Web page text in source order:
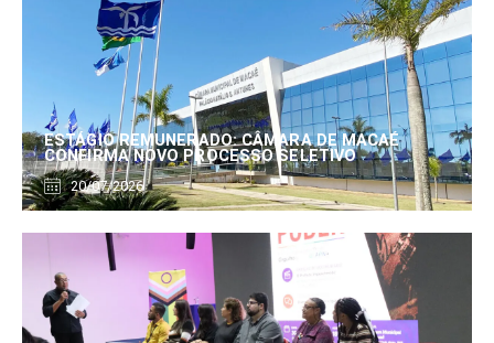
ESTÁGIO REMUNERADO: CÂMARA DE MACAÉ
CONFIRMA NOVO PROCESSO SELETIVO
20/07/2026